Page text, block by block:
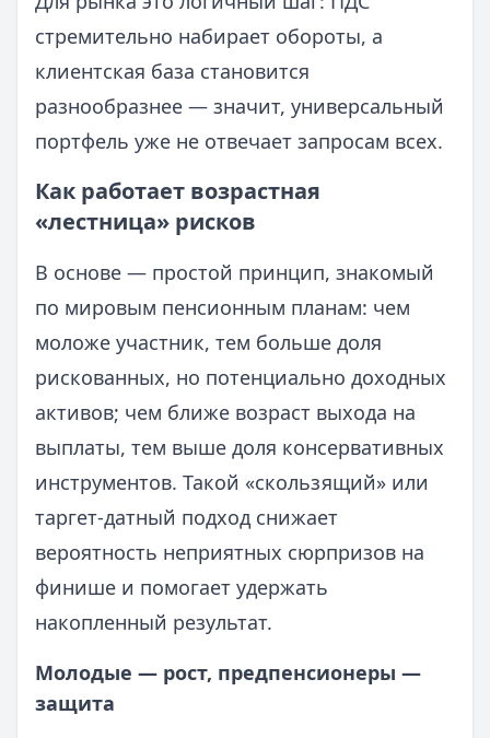
стремительно набирает обороты, а
клиентская база становится
разнообразнее — значит, универсальный
портфель уже не отвечает запросам всех.
Как работает возрастная
«лестница» рисков
В основе — простой принцип, знакомый
по мировым пенсионным планам: чем
моложе участник, тем больше доля
рискованных, но потенциально доходных
активов; чем ближе возраст выхода на
выплаты, тем выше доля консервативных
инструментов. Такой «скользящий» или
таргет‑датный подход снижает
вероятность неприятных сюрпризов на
финише и помогает удержать
накопленный результат.
Молодые — рост, предпенсионеры —
защита